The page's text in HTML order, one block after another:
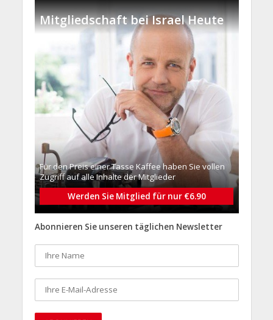
Mitgliedschaft bei Israel Heute
Für den Preis einer Tasse Kaffee haben Sie vollen
Zugriff auf alle Inhalte der Mitglieder
Werden Sie Mitglied für nur €6.90
Abonnieren Sie unseren täglichen Newsletter